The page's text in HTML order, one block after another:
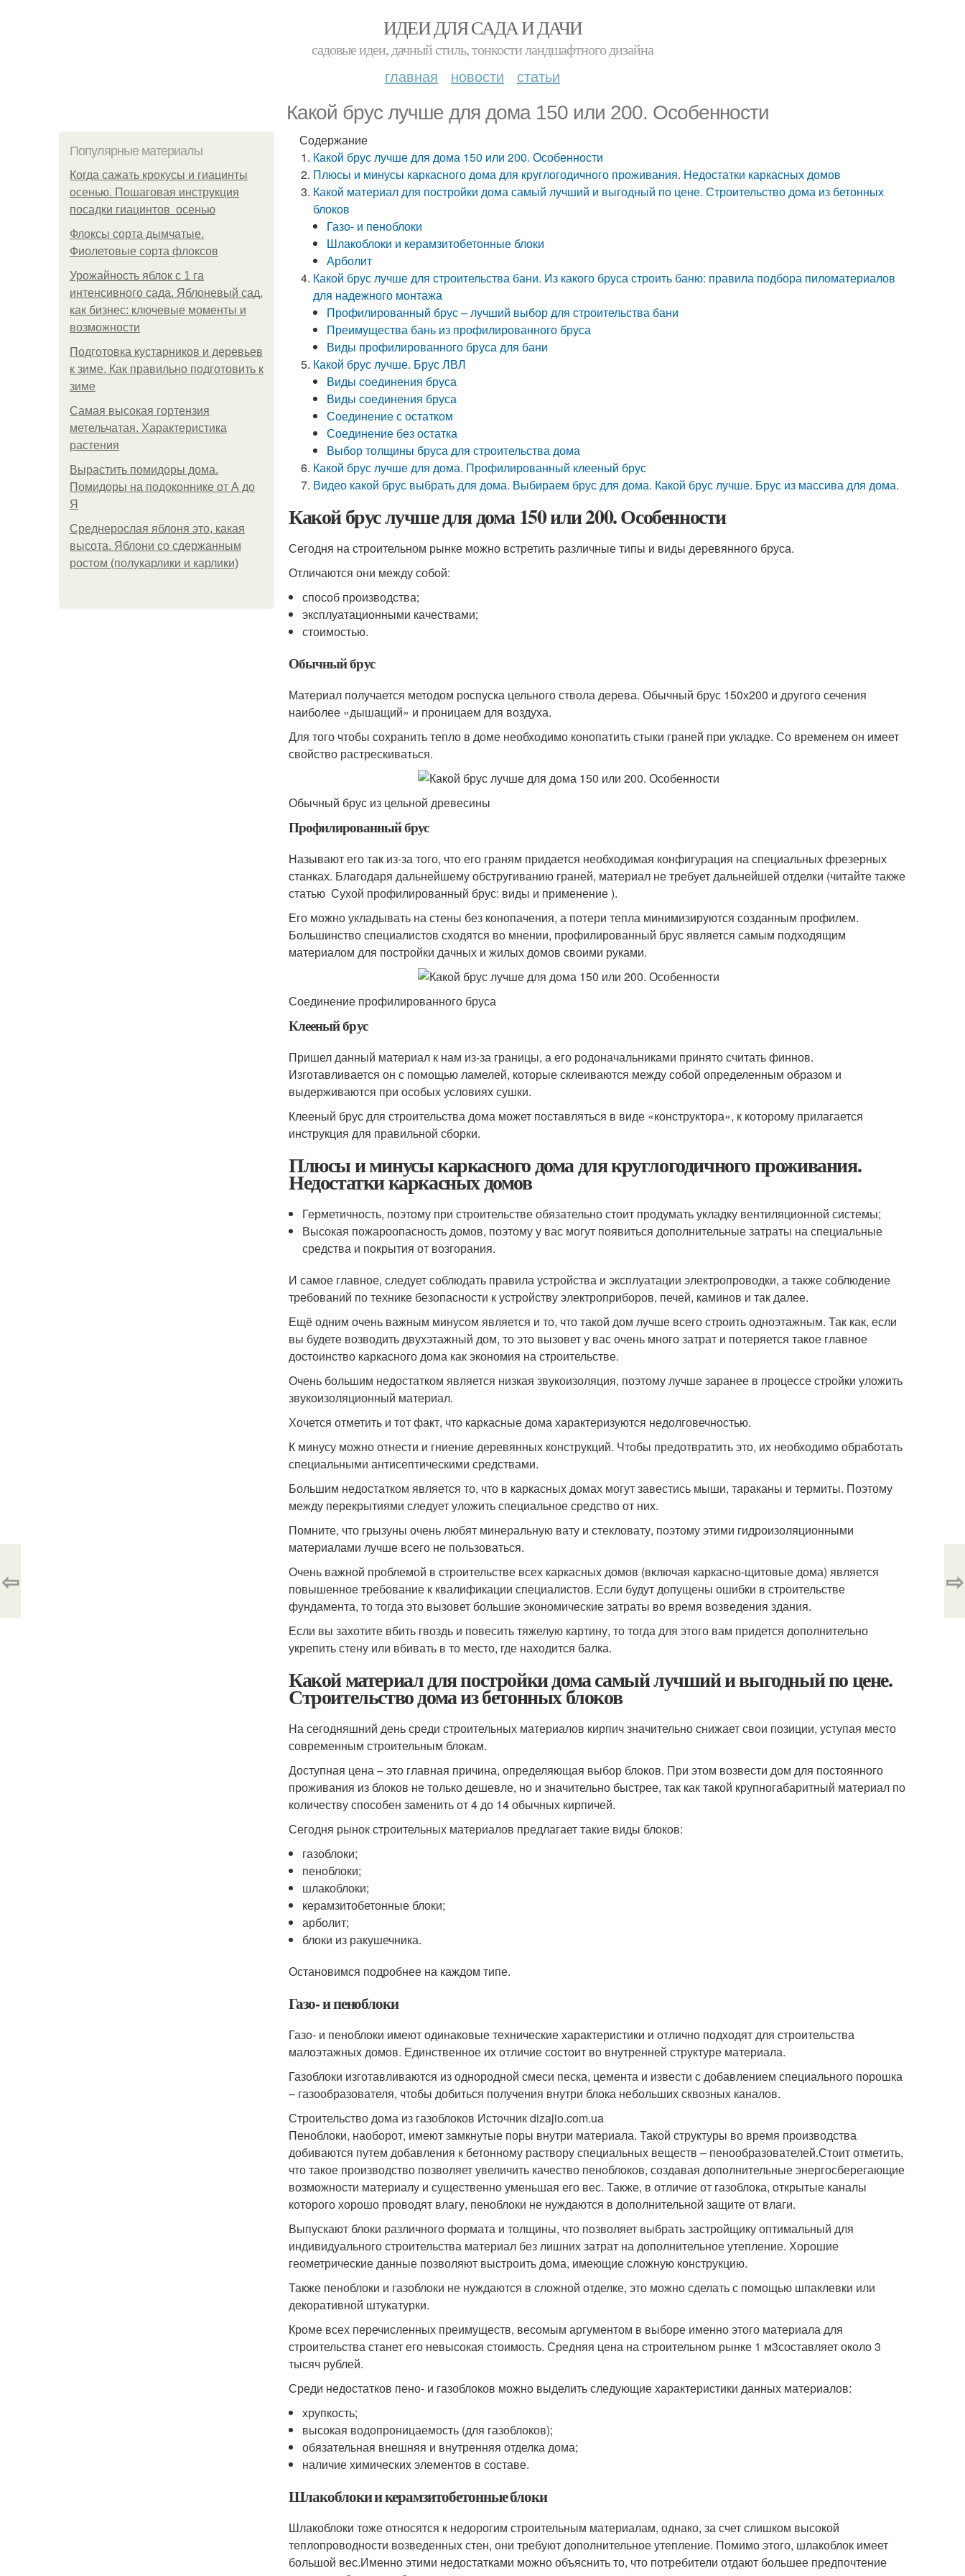
ИДЕИ ДЛЯ САДА И ДАЧИ
садовые идеи, дачный стиль, тонкости ландшафтного дизайна
главная новости статьи
Какой брус лучше для дома 150 или 200. Особенности
Популярные материалы
Когда сажать крокусы и гиацинты
осенью. Пошаговая инструкция
посадки гиацинтов осенью
Флоксы сорта дымчатые.
Фиолетовые сорта флоксов
Урожайность яблок с 1 га
интенсивного сада. Яблоневый сад,
как бизнес: ключевые моменты и
возможности
Подготовка кустарников и деревьев
к зиме. Как правильно подготовить к
зиме
Самая высокая гортензия
метельчатая. Характеристика
растения
Вырастить помидоры дома.
Помидоры на подоконнике от А до
Я
Среднерослая яблоня это, какая
высота. Яблони со сдержанным
ростом (полукарлики и карлики)
Содержание
Какой брус лучше для дома 150 или 200. Особенности
Плюсы и минусы каркасного дома для круглогодичного проживания. Недостатки каркасных домов
Какой материал для постройки дома самый лучший и выгодный по цене. Строительство дома из бетонных
блоков
Газо- и пеноблоки
Шлакоблоки и керамзитобетонные блоки
Арболит
Какой брус лучше для строительства бани. Из какого бруса строить баню: правила подбора пиломатериалов
для надежного монтажа
Профилированный брус – лучший выбор для строительства бани
Преимущества бань из профилированного бруса
Виды профилированного бруса для бани
Какой брус лучше. Брус ЛВЛ
Виды соединения бруса
Виды соединения бруса
Соединение с остатком
Соединение без остатка
Выбор толщины бруса для строительства дома
Какой брус лучше для дома. Профилированный клееный брус
Видео какой брус выбрать для дома. Выбираем брус для дома. Какой брус лучше. Брус из массива для дома.
Какой брус лучше для дома 150 или 200. Особенности
Сегодня на строительном рынке можно встретить различные типы и виды деревянного бруса.
Отличаются они между собой:
способ производства;
эксплуатационными качествами;
стоимостью.
Обычный брус
Материал получается методом роспуска цельного ствола дерева. Обычный брус 150х200 и другого сечения
наиболее «дышащий» и проницаем для воздуха.
Для того чтобы сохранить тепло в доме необходимо конопатить стыки граней при укладке. Со временем он имеет
свойство растрескиваться.
Обычный брус из цельной древесины
Профилированный брус
Называют его так из-за того, что его граням придается необходимая конфигурация на специальных фрезерных
станках. Благодаря дальнейшему обстругиванию граней, материал не требует дальнейшей отделки (читайте также
статью Сухой профилированный брус: виды и применение ).
Его можно укладывать на стены без конопачения, а потери тепла минимизируются созданным профилем.
Большинство специалистов сходятся во мнении, профилированный брус является самым подходящим
материалом для постройки дачных и жилых домов своими руками.
Соединение профилированного бруса
Клееный брус
Пришел данный материал к нам из-за границы, а его родоначальниками принято считать финнов.
Изготавливается он с помощью ламелей, которые склеиваются между собой определенным образом и
выдерживаются при особых условиях сушки.
Клееный брус для строительства дома может поставляться в виде «конструктора», к которому прилагается
инструкция для правильной сборки.
Плюсы и минусы каркасного дома для круглогодичного проживания.
Недостатки каркасных домов
Герметичность, поэтому при строительстве обязательно стоит продумать укладку вентиляционной системы;
Высокая пожароопасность домов, поэтому у вас могут появиться дополнительные затраты на специальные
средства и покрытия от возгорания.
И самое главное, следует соблюдать правила устройства и эксплуатации электропроводки, а также соблюдение
требований по технике безопасности к устройству электроприборов, печей, каминов и так далее.
Ещё одним очень важным минусом является и то, что такой дом лучше всего строить одноэтажным. Так как, если
вы будете возводить двухэтажный дом, то это вызовет у вас очень много затрат и потеряется такое главное
достоинство каркасного дома как экономия на строительстве.
Очень большим недостатком является низкая звукоизоляция, поэтому лучше заранее в процессе стройки уложить
звукоизоляционный материал.
Хочется отметить и тот факт, что каркасные дома характеризуются недолговечностью.
К минусу можно отнести и гниение деревянных конструкций. Чтобы предотвратить это, их необходимо обработать
специальными антисептическими средствами.
Большим недостатком является то, что в каркасных домах могут завестись мыши, тараканы и термиты. Поэтому
между перекрытиями следует уложить специальное средство от них.
Помните, что грызуны очень любят минеральную вату и стекловату, поэтому этими гидроизоляционными
материалами лучше всего не пользоваться.
Очень важной проблемой в строительстве всех каркасных домов (включая каркасно-щитовые дома) является
повышенное требование к квалификации специалистов. Если будут допущены ошибки в строительстве
фундамента, то тогда это вызовет большие экономические затраты во время возведения здания.
Если вы захотите вбить гвоздь и повесить тяжелую картину, то тогда для этого вам придется дополнительно
укрепить стену или вбивать в то место, где находится балка.
Какой материал для постройки дома самый лучший и выгодный по цене.
Строительство дома из бетонных блоков
На сегодняшний день среди строительных материалов кирпич значительно снижает свои позиции, уступая место
современным строительным блокам.
Доступная цена – это главная причина, определяющая выбор блоков. При этом возвести дом для постоянного
проживания из блоков не только дешевле, но и значительно быстрее, так как такой крупногабаритный материал по
количеству способен заменить от 4 до 14 обычных кирпичей.
Сегодня рынок строительных материалов предлагает такие виды блоков:
газоблоки;
пеноблоки;
шлакоблоки;
керамзитобетонные блоки;
арболит;
блоки из ракушечника.
Остановимся подробнее на каждом типе.
Газо- и пеноблоки
Газо- и пеноблоки имеют одинаковые технические характеристики и отлично подходят для строительства
малоэтажных домов. Единственное их отличие состоит во внутренней структуре материала.
Газоблоки изготавливаются из однородной смеси песка, цемента и извести с добавлением специального порошка
– газообразователя, чтобы добиться получения внутри блока небольших сквозных каналов.
Строительство дома из газоблоков Источник dizajio.com.ua
Пеноблоки, наоборот, имеют замкнутые поры внутри материала. Такой структуры во время производства
добиваются путем добавления к бетонному раствору специальных веществ – пенообразователей.Стоит отметить,
что такое производство позволяет увеличить качество пеноблоков, создавая дополнительные энергосберегающие
возможности материалу и существенно уменьшая его вес. Также, в отличие от газоблока, открытые каналы
которого хорошо проводят влагу, пеноблоки не нуждаются в дополнительной защите от влаги.
Выпускают блоки различного формата и толщины, что позволяет выбрать застройщику оптимальный для
индивидуального строительства материал без лишних затрат на дополнительное утепление. Хорошие
геометрические данные позволяют выстроить дома, имеющие сложную конструкцию.
Также пеноблоки и газоблоки не нуждаются в сложной отделке, это можно сделать с помощью шпаклевки или
декоративной штукатурки.
Кроме всех перечисленных преимуществ, весомым аргументом в выборе именно этого материала для
строительства станет его невысокая стоимость. Средняя цена на строительном рынке 1 м3составляет около 3
тысяч рублей.
Среди недостатков пено- и газоблоков можно выделить следующие характеристики данных материалов:
хрупкость;
высокая водопроницаемость (для газоблоков);
обязательная внешняя и внутренняя отделка дома;
наличие химических элементов в составе.
Шлакоблоки и керамзитобетонные блоки
Шлакоблоки тоже относятся к недорогим строительным материалам, однако, за счет слишком высокой
теплопроводности возведенных стен, они требуют дополнительное утепление. Помимо этого, шлакоблок имеет
большой вес.Именно этими недостатками можно объяснить то, что потребители отдают большее предпочтение
⇦ ⇨